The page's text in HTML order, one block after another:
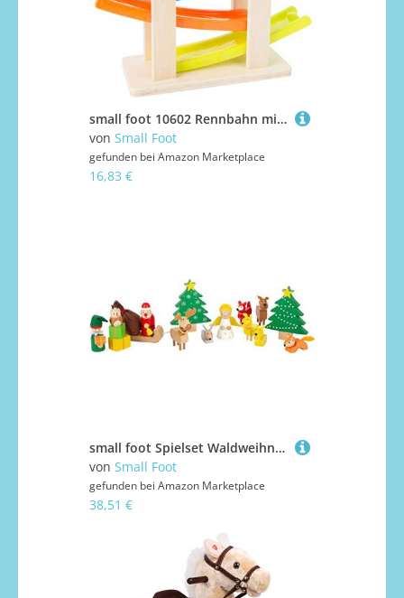
small foot 10602 Rennbahn mit Parkdeck, aus Holz, Vier Etagen, inkl. 4 Autos, ab 18 Monaten
von Small Foot
gefunden bei Amazon Marketplace
16,83 €
small foot Spielset Waldweihnacht der Tiere aus Holz, mit weihnachtlichen Spielfiguren, für Kinder ab 3 Jahren, 11749
von Small Foot
gefunden bei Amazon Marketplace
38,51 €